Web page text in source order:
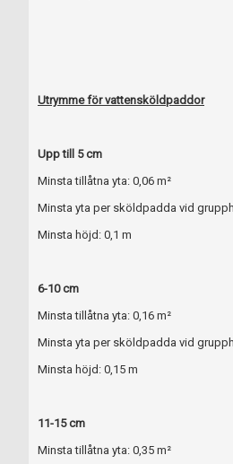
Utrymme för vattensköldpaddor
Upp till 5 cm
Minsta tillåtna yta: 0,06 m²
Minsta yta per sköldpadda vid
Minsta höjd: 0,1 m
6-10 cm
Minsta tillåtna yta: 0,16 m²
Minsta yta per sköldpadda vid
Minsta höjd: 0,15 m
11-15 cm
Minsta tillåtna yta: 0,35 m²